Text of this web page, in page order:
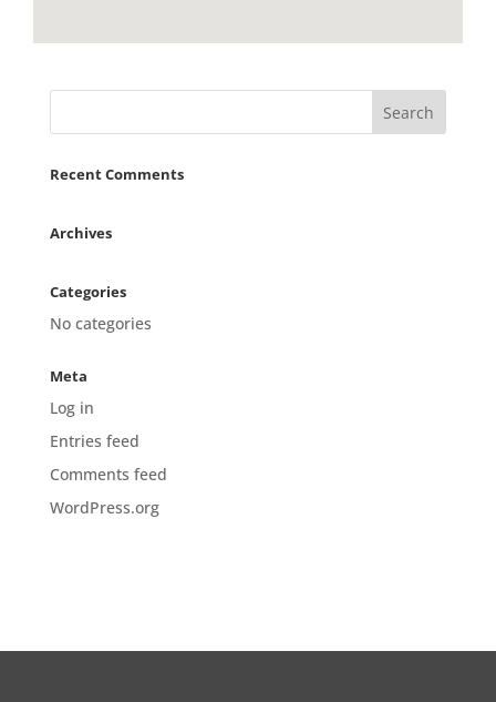
Recent Comments
Archives
Categories
No categories
Meta
Log in
Entries feed
Comments feed
WordPress.org